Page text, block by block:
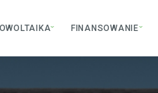
FINANSOWANIE